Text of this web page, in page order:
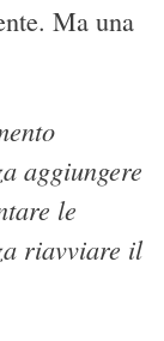
Ma una
aggiungere
le
riavviare il